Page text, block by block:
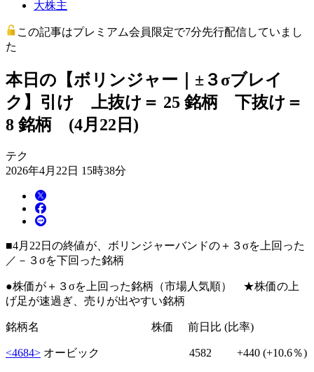
大株主
この記事はプレミアム会員限定で7分先行配信していまし
た
本日の【ボリンジャー｜±３σブレイ
ク】引け 上抜け＝ 25 銘柄 下抜け＝
8 銘柄 (4月22日)
テク
2026年4月22日 15時38分
■4月22日の終値が、ボリンジャーバンドの＋３σを上回った
／－３σを下回った銘柄
●株価が＋３σを上回った銘柄（市場人気順） ★株価の上
げ足が速過ぎ、売りが出やすい銘柄
銘柄名 株価 前日比 (比率)
<4684> オービック 4582 +440 (+10.6％)